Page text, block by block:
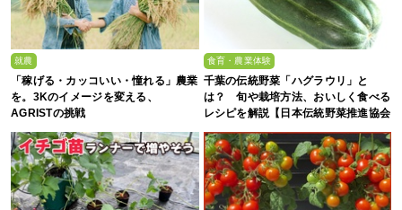
就農
「稼げる・カッコいい・憧れる」農業
を。3Kのイメージを変える、
AGRISTの挑戦
食育・農業体験
千葉の伝統野菜「ハグラウリ」と
は？ 旬や栽培方法、おいしく食べる
レシピを解説【日本伝統野菜推進協会
監修】